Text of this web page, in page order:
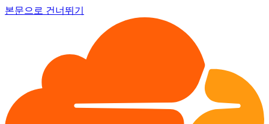
본문으로 건너뛰기